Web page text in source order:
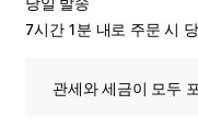
당일 발송
7시간 1분 내로 주문 시
관세와 세금이 모두